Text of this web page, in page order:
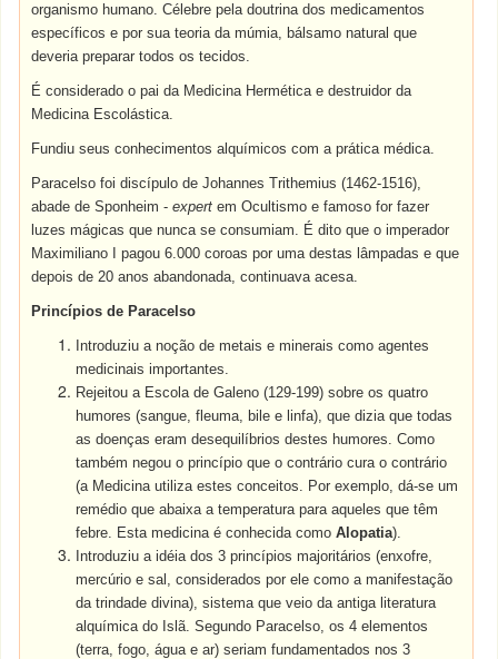
organismo humano. Célebre pela doutrina dos medicamentos
específicos e por sua teoria da múmia, bálsamo natural que
deveria preparar todos os tecidos.
É considerado o pai da Medicina Hermética e destruidor da
Medicina Escolástica.
Fundiu seus conhecimentos alquímicos com a prática médica.
Paracelso foi discípulo de Johannes Trithemius (1462-1516),
abade de Sponheim -expert em Ocultismo e famoso for fazer
luzes mágicas que nunca se consumiam. É dito que o imperador
Maximiliano I pagou 6.000 coroas por uma destas lâmpadas e que
depois de 20 anos abandonada, continuava acesa.
Princípios de Paracelso
Introduziu a noção de metais e minerais como agentes
medicinais importantes.
Rejeitou a Escola de Galeno (129-199) sobre os quatro
humores (sangue, fleuma, bile e linfa), que dizia que todas
as doenças eram desequilíbrios destes humores. Como
também negou o princípio que o contrário cura o contrário
(a Medicina utiliza estes conceitos. Por exemplo, dá-se um
remédio que abaixa a temperatura para aqueles que têm
febre. Esta medicina é conhecida comoAlopatia).
Introduziu a idéia dos 3 princípios majoritários (enxofre,
mercúrio e sal, considerados por ele como a manifestação
da trindade divina), sistema que veio da antiga literatura
alquímica do Islã. Segundo Paracelso, os 4 elementos
(terra, fogo, água e ar) seriam fundamentados nos 3